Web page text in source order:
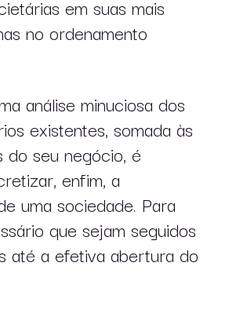
em suas mais
no ordenamento
análise minuciosa dos
existentes, somada às
do seu negócio, é
enfim, a
uma sociedade. Para
que sejam seguidos
até a efetiva abertura do